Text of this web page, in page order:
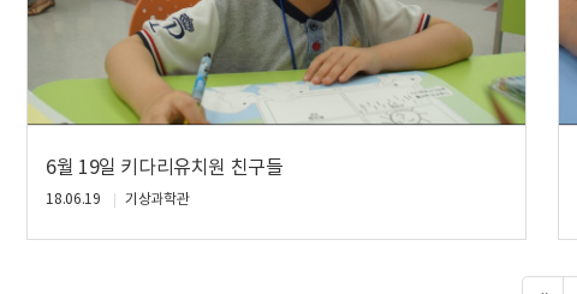
6월 19일 키다리유치원 친구들
18.06.19 기상과학관